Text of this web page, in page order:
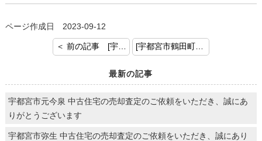
ページ作成日 2023-09-12
＜ 前の記事 [宇都宮市宝木町 戸建 お預かりいたしました！] [宇都宮市鶴田町 土地 お預かりいたしました！] 次の記事 ＞
最新の記事
宇都宮市元今泉 中古住宅の売却査定のご依頼をいただき、誠にあ
りがとうございます
宇都宮市弥生 中古住宅の売却査定のご依頼をいただき、誠にあり